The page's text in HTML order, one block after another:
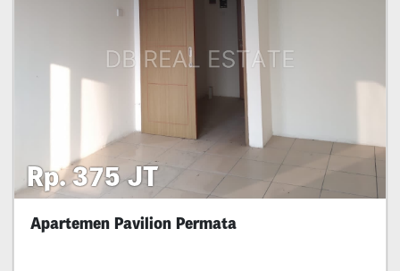
Rp. 375 JT
Apartemen Pavilion Permata